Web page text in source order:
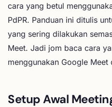
Setting Background dan
Masalah Dengan
Rumusan
Telegram Channel
cara yang betul
PdPR. Panduan ini ditulis
yang sering dilakukan
Meet. Jadi jom baca cara
menggunakan Google Meet
Setup Awal